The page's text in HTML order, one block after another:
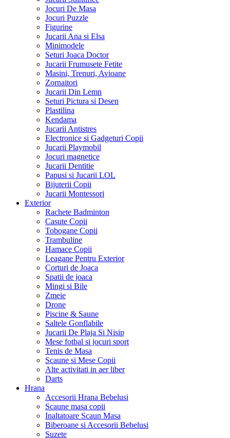
Jocuri De Masa
Jocuri Puzzle
Figurine
Jucarii Ana si Elsa
Minimodele
Seturi Joaca Doctor
Jucarii Frumusete Fetite
Masini, Trenuri, Avioane
Zornaitori
Jucarii Din Lemn
Seturi Pictura si Desen
Plastilina
Kendama
Jucarii Antistres
Electronice si Gadgeturi Copii
Jucarii Playmobil
Jocuri magnetice
Jucarii Dentitie
Papusi si Jucarii LOL
Bijuterii Copii
Jucarii Montessori
Exterior
Rachete Badminton
Casute Copii
Tobogane Copii
Trambuline
Hamace Copii
Leagane Pentru Exterior
Corturi de Joaca
Spatii de joaca
Mingi si Bile
Zmeie
Drone
Piscine & Saune
Saltele Gonflabile
Jucarii De Plaja Si Nisip
Mese fotbal si jocuri sport
Tenis de Masa
Scaune si Mese Copii
Alte activitati in aer liber
Darts
Hrana
Accesorii Hrana Bebelusi
Scaune masa copii
Inaltatoare Scaun Masa
Biberoane si Accesorii Bebelusi
Suzete